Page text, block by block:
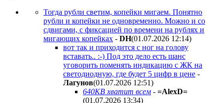
Тогда рубли светим, копейки мигаем. Понятно
рубли и копейки не одновременно. Можно и со
сдвигами, с фиксацией по времени на рублях и
мигающих копейках - DH(01.07.2026 12:14)
вот так и приходится с ног на голову
вставать.. :-) Под это дело есть шанс
уговорить поменять индикацию с ЖК на
светодиодную, где будет 5 цифр в цене -
Лaгyнoв(01.07.2026 12:51)
640KB хватит всем - =AlexD=
(01.07.2026 13:34)